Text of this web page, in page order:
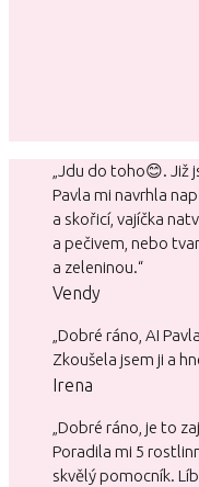
„Jdu do toho😊. Již
Pavla mi navrhla
a skořicí, vajíčka
a pečivem, nebo
a zeleninou.“
Vendy
„Dobré ráno, AI
Zkoušela jsem ji a
Irena
„Dobré ráno, je to
Poradila mi 5
skvělý pomocník.